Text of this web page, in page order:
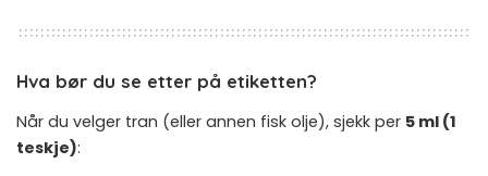
Hva bør du se etter på etiketten?
Når du velger tran (eller annen fisk olje), sjekk per 5 ml (1
teskje):